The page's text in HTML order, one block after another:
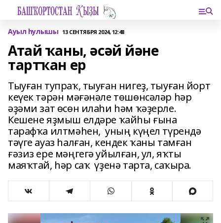
Ауыл һулышы 13 СЕНТЯБРЯ 2024, 12:48
Атай ҡаны, әсәй йәне
тартҡан ер
Тыуған тупраҡ, тыуған нигеҙ, тыуған йорт
кеүек тәрән мәғәнәле төшөнсәләр һәр
әҙәми зат өсөн илаһи һәм ҡәҙерле.
Кешене яҙмыш елдәре ҡайһы ғына
тарафҡа илтмәһен, уның күңел түрендә
тәүге ауаз һалған, кендек ҡаны тамған
ғәзиз ере мәңгегә уйылған, ул, яҡты
маяҡтай, һәр саҡ үҙенә тарта, саҡыра.